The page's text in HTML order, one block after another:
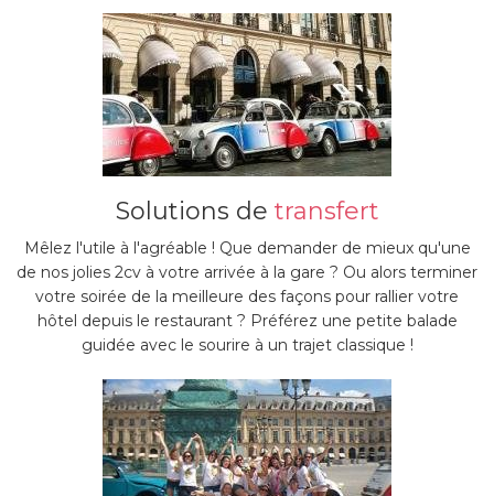
Solutions de transfert
Mêlez l'utile à l'agréable ! Que demander de mieux qu'une
de nos jolies 2cv à votre arrivée à la gare ? Ou alors terminer
votre soirée de la meilleure des façons pour rallier votre
hôtel depuis le restaurant ? Préférez une petite balade
guidée avec le sourire à un trajet classique !